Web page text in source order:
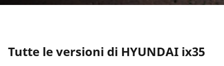
Tutte le versioni di HYUNDAI ix35